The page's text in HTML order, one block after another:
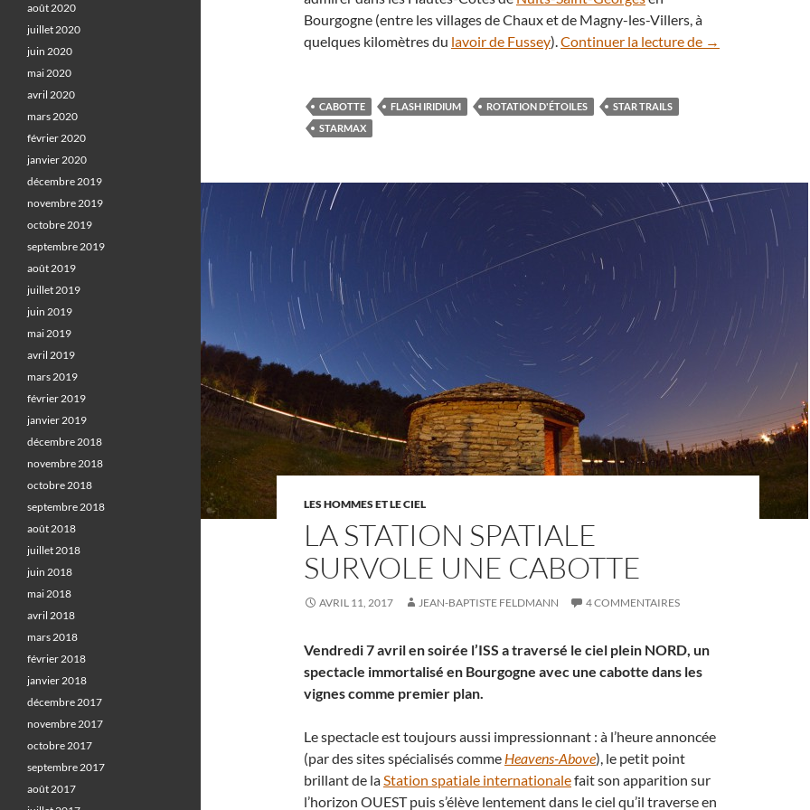
Bourgogne (entre les villages de Chaux et de Magny-les-Villers, à
quelques kilomètres du lavoir de Fussey).Continuer la lecture de Tourbillon
→
CABOTTE FLASH IRIDIUM ROTATION D'ÉTOILES
STAR TRAILS
STARMAX
LES HOMMES ET LE CIEL
LA STATION SPATIALE
SURVOLE UNE CABOTTE
AVRIL 11, 2017 JEAN-BAPTISTE FELDMANN 4 COMMENTAIRES
Vendredi 7 avril en soirée l’ISS a traversé le ciel plein NORD, un
spectacle immortalisé en Bourgogne avec une cabotte dans les
vignes comme premier plan.
Le spectacle est toujours aussi impressionnant : à l’heure annoncée
(par des sites spécialisés comme Heavens-Above), le petit point
brillant de laStation spatiale internationalefait son apparition sur
l’horizon OUEST puis s’élève lentement dans le ciel qu’il traverse en
août 2020
juillet 2020
juin 2020
mai 2020
avril 2020
mars 2020
février 2020
janvier 2020
décembre 2019
novembre 2019
octobre 2019
septembre 2019
août 2019
juillet 2019
juin 2019
mai 2019
avril 2019
mars 2019
février 2019
janvier 2019
décembre 2018
novembre 2018
octobre 2018
septembre 2018
août 2018
juillet 2018
juin 2018
mai 2018
avril 2018
mars 2018
février 2018
janvier 2018
décembre 2017
novembre 2017
octobre 2017
septembre 2017
août 2017